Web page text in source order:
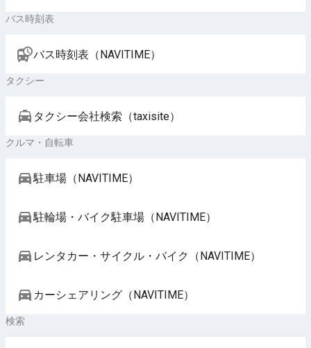
バス時刻表
バス時刻表（NAVITIME）
タクシー
タクシー会社検索（taxisite）
クルマ・自転車
駐車場（NAVITIME）
駐輪場・バイク駐車場（NAVITIME）
レンタカー・サイクル・バイク（NAVITIME）
カーシェアリング（NAVITIME）
検索